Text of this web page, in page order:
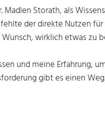
Madlen Storath, als
der direkte Nutzen
Wunsch, wirklich etwas zu
und meine Erfahrung,
gibt es einen